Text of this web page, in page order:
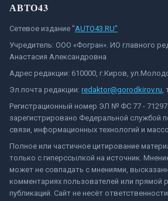
АВТО43
Сетевое издание "AUTO43.RU"
Учредитель: ООО «Фогран». ИО главного
Анастасия Александровна
Адрес редакции: 610000, г.Киров,
Эл.почта редакции: redaktor@gorodkirov.ru,
Регистрационный номер ЭЛ № ФС 77 -
зарегистрировано Федеральной службой
связи, информационных технологий и
Полное или частичное цитирование
только с гиперссылкой на источник.
может не совпадать с мнениями,
комментариях пользователей или прямой
публикаций. Сайт не несёт